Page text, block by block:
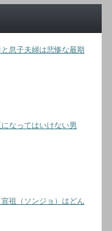
息子夫婦は悲惨な最期
なってはいけない男
祖（ソンジョ）はどん